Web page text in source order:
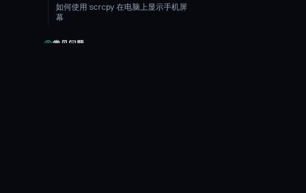
如何使用 scrcpy 在电脑上显示手机屏
幕
常见问题